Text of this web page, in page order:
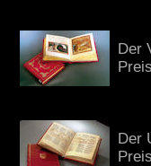
Der
Der